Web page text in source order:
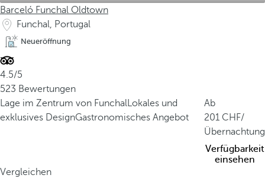
Barceló Funchal Oldtown
Funchal, Portugal
Neueröffnung
4.5/5
523 Bewertungen
Lage im Zentrum von FunchalLokales und
exklusives DesignGastronomisches Angebot
Ab
201
/
Übernachtung
Verfügbarkeit
einsehen
Vergleichen